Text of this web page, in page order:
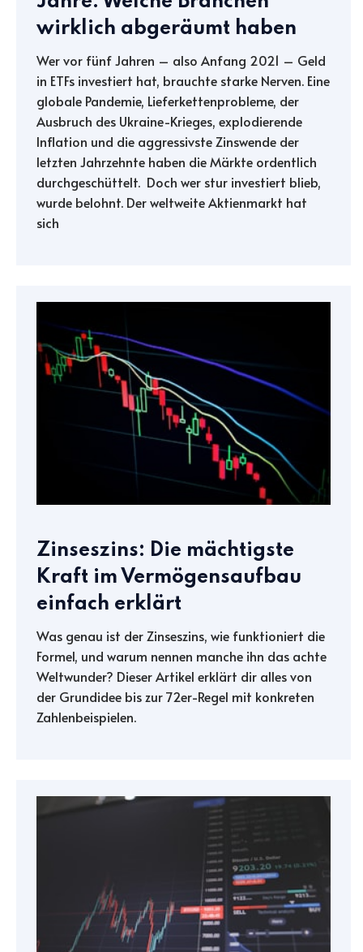
wirklich abgeräumt haben
Wer vor fünf Jahren – also Anfang 2021 – Geld
in ETFs investiert hat, brauchte starke Nerven. Eine
globale Pandemie, Lieferkettenprobleme, der
Ausbruch des Ukraine-Krieges, explodierende
Inflation und die aggressivste Zinswende der
letzten Jahrzehnte haben die Märkte ordentlich
durchgeschüttelt. Doch wer stur investiert blieb,
wurde belohnt. Der weltweite Aktienmarkt hat
sich
Zinseszins: Die mächtigste
Kraft im Vermögensaufbau
einfach erklärt
Was genau ist der Zinseszins, wie funktioniert die
Formel, und warum nennen manche ihn das achte
Weltwunder? Dieser Artikel erklärt dir alles von
der Grundidee bis zur 72er-Regel mit konkreten
Zahlenbeispielen.